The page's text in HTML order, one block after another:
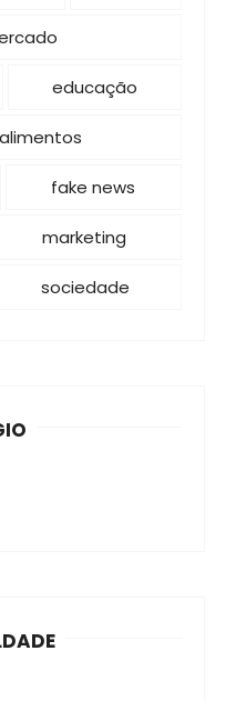
educação
fake news
marketing
sociedade